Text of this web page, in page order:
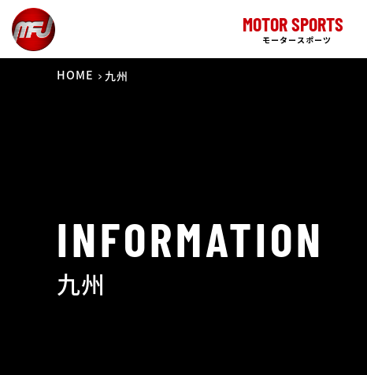
MOTOR SPORTS
モータースポーツ
HOME 九州
INFORMATION
九州